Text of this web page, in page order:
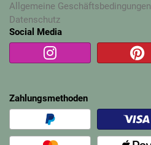
Allgemeine Geschäftsbedingungen
Datenschutz
Social Media
Zahlungsmethoden